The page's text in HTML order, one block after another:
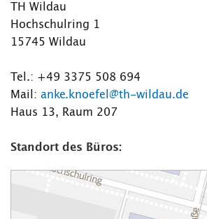
TH Wildau
Hochschulring 1
15745 Wildau
Tel.: +49 3375 508 694
Mail: anke.knoefel@th-wildau.de
Haus 13, Raum 207
Standort des Büros: